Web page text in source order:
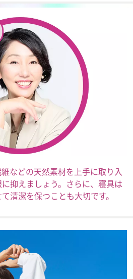
などの天然素材を上手に取り入
抑えましょう。さらに、寝具は
清潔を保つことも大切です。